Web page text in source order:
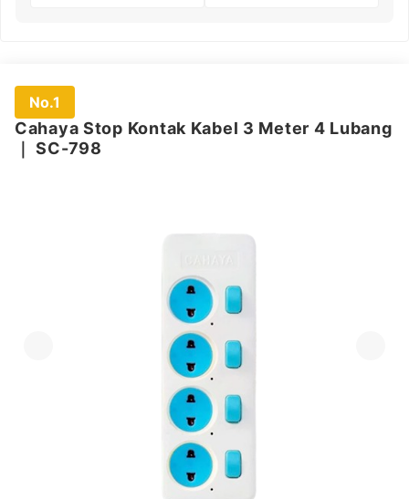
No.1
Cahaya Stop Kontak Kabel 3 Meter 4 Lubang
｜SC-798